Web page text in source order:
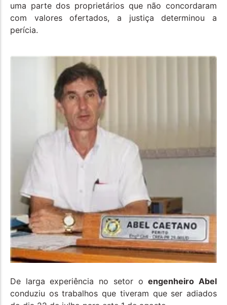
uma parte dos proprietários que não concordaram
com valores ofertados, a justiça determinou a
perícia.
De larga experiência no setor oengenheiro Abel
conduziu os trabalhos que tiveram que ser adiados